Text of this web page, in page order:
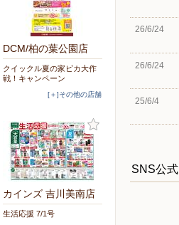
DCM/柏の葉公園店
クイックル夏の家ピカ大作
戦！キャンペーン
[＋]その他の店舗
カインズ 吉川美南店
生活応援 7/1号
26/6/24
26/6/24
25/6/4
SNS公